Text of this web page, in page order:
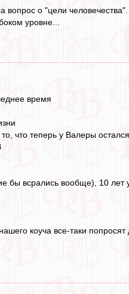
вопрос о "цели человечества".
уровне...
время
то, что теперь у Валеры
бы всрались вообще), 10
коуча все-таки